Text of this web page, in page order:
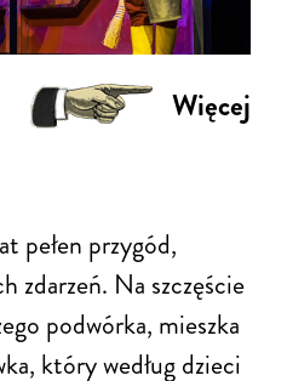
Więcej
pełen przygód,
zdarzeń. Na szczęście
podwórka, mieszka
który według dzieci